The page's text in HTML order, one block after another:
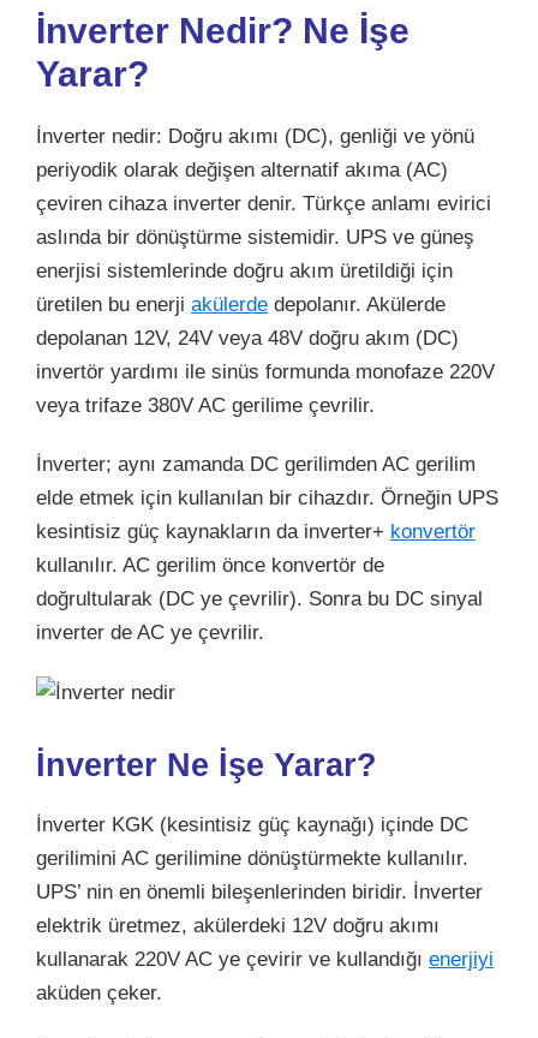
İnverter Nedir? Ne İşe
Yarar?
İnverter nedir: Doğru akımı (DC), genliği ve yönü
periyodik olarak değişen alternatif akıma (AC)
çeviren cihaza inverter denir. Türkçe anlamı evirici
aslında bir dönüştürme sistemidir. UPS ve güneş
enerjisi sistemlerinde doğru akım üretildiği için
üretilen bu enerji akülerde depolanır. Akülerde
depolanan 12V, 24V veya 48V doğru akım (DC)
invertör yardımı ile sinüs formunda monofaze 220V
veya trifaze 380V AC gerilime çevrilir.
İnverter; aynı zamanda DC gerilimden AC gerilim
elde etmek için kullanılan bir cihazdır. Örneğin UPS
kesintisiz güç kaynakların da inverter+ konvertör
kullanılır. AC gerilim önce konvertör de
doğrultularak (DC ye çevrilir). Sonra bu DC sinyal
inverter de AC ye çevrilir.
İnverter Ne İşe Yarar?
İnverter KGK (kesintisiz güç kaynağı) içinde DC
gerilimini AC gerilimine dönüştürmekte kullanılır.
UPS’ nin en önemli bileşenlerinden biridir. İnverter
elektrik üretmez, akülerdeki 12V doğru akımı
kullanarak 220V AC ye çevirir ve kullandığı enerjiyi
aküden çeker.